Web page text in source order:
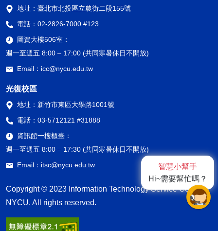
地址： 臺北市北投區立農街二段155號
電話： 02-2826-7000 #123
圖資大樓506室：
週一至週五 8:00 – 17:00 (共同寒暑休日不開放)
Email： icc@nycu.edu.tw
光復校區
地址： 新竹市東區大學路1001號
電話： 03-5712121 #31888
資訊館一樓櫃臺：
週一至週五 8:00 – 17:30 (共同寒暑休日不開放)
Email： itsc@nycu.edu.tw
Copyright © 2023 Information Technology Service Center,
NYCU. All rights reserved.
智慧小幫手
Hi~需要幫忙嗎？